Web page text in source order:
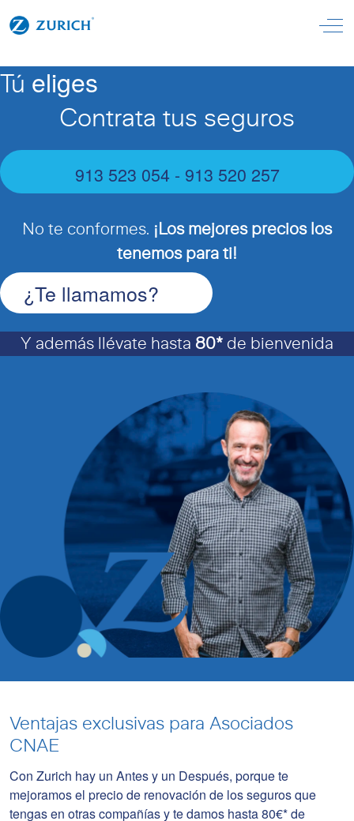
Tú eliges
Contrata tus seguros
913 523 054 - 913 520 257
No te conformes. ¡Los mejores precios los
tenemos para ti!
¿Te llamamos?
Y además llévate hasta 80* de bienvenida
Ventajas exclusivas para Asociados
CNAE
Con Zurich hay un Antes y un Después, porque te
mejoramos el precio de renovación de los seguros que
tengas en otras compañías y te damos hasta 80€* de